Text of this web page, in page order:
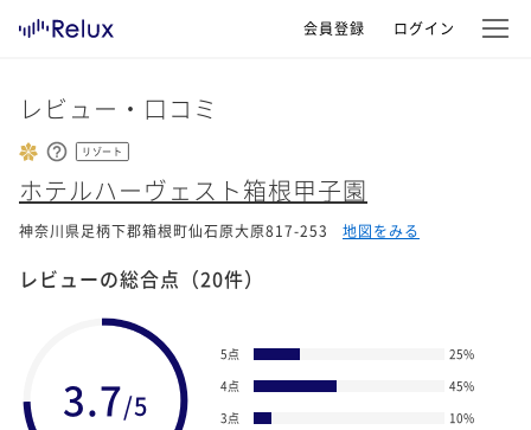
会員登録 ログイン
レビュー・口コミ
リゾート
ホテルハーヴェスト箱根甲子園
神奈川県足柄下郡箱根町仙石原大原817-253 地図をみる
レビューの総合点 （20件）
3.7/5
5点 25%
4点
45%
3点
10%